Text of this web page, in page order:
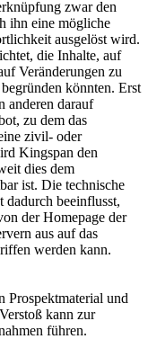
zwar den
ihn eine mögliche
ausgelöst wird.
die Inhalte, auf
Veränderungen zu
könnten. Erst
anderen darauf
zu dem das
zivil- oder
Kingspan den
dies dem
ist. Die technische
beeinflusst,
der Homepage der
aus auf das
werden kann.
Prospektmaterial und
kann zur
führen.